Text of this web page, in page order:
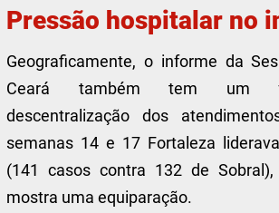
Pressão hospitalar no
Geograficamente, o informe da
Ceará também tem um
descentralização dos
semanas 14 e 17 Fortaleza
(141 casos contra 132 de
mostra uma equiparação.